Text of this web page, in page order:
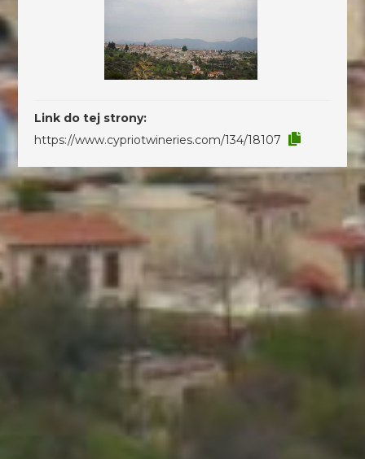
Link do tej strony:
https://www.cypriotwineries.com/134/18107